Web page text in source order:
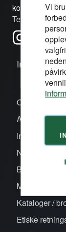
Vi
Tel: (+47) 24
Informasjon
Om oss/våre
Aktiviteter
Inspirasjon
Nye produkter
Bli kunde
Merker
Kataloger /
Etiske